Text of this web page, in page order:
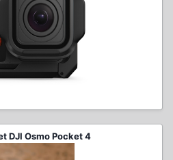
DJI Osmo Pocket 4